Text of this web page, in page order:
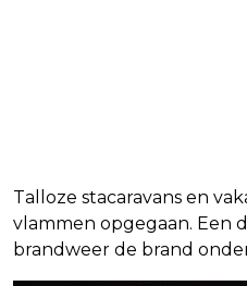
Talloze stacaravans en
vlammen opgegaan. Een
brandweer de brand